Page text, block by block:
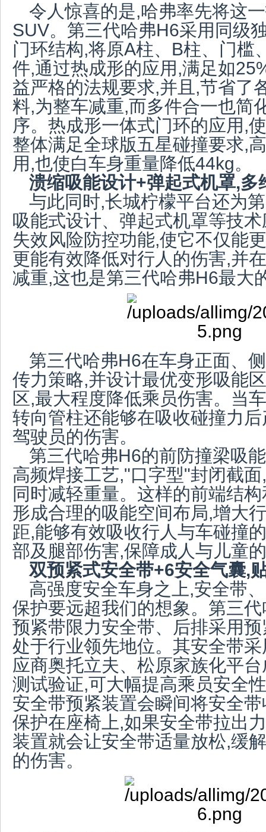
令人惊喜的是,哈弗率先将这
SUV。第三代哈弗H6采用同级
门环结构,将原A柱、B柱、门槛
件,通过热成形的应用,满足如
益严格的法规要求,并且,节省了
料,为整车减重,而多件合一也简
序。热成形一体式门环的应用,
整体满足全球版五星碰撞要求,
用,也使白车身重量降低44kg。
溃缩吸能设计+弹起式机罩,多
与此同时,长城柠檬平台还为
吸能式设计、弹起式机罩等技
失效风险防控功能,使它不仅能
更能有效降低对行人的伤害,并
减重,这也是第三代哈弗H6最大
第三代哈弗H6在车身正面、
传力策略,并设计最优变形吸能
区,最大程度降低乘员伤害。当
转向管柱还能够在吸收碰撞力
驾驶员的伤害。
第三代哈弗H6的前防撞梁吸
高频焊接工艺,"口字型"封闭截
同时减轻重量。这样的前端结
形成合理的吸能空间布局,增大
距,能够有效吸收行人与车碰撞
部及腿部伤害,保障成人与儿童
双预紧式安全带+6安全气囊,
高强度安全车身之上,安全带
保护要远超我们的想象。第三
预紧带限力安全带、后排采用
处于行业领先地位。其安全带
应商奥托立夫、松原家族化平
测试验证,可大幅提高乘员安全
安全带预紧装置会瞬间将安全
保护在座椅上,如果安全带拉出
装置就会让安全带适量放松,缓
的伤害。